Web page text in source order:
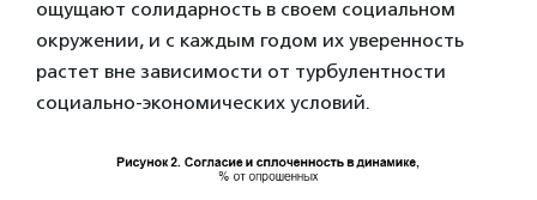
ощущают солидарность в своем социальном
окружении, и с каждым годом их уверенность
растет вне зависимости от турбулентности
социально-экономических условий.